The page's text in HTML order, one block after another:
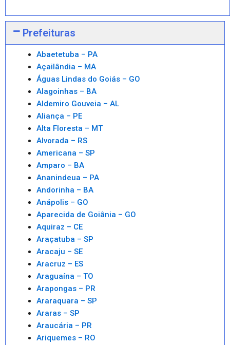
Prefeituras
Abaetetuba – PA
Açailândia – MA
Águas Lindas do Goiás – GO
Alagoinhas – BA
Aldemiro Gouveia – AL
Aliança – PE
Alta Floresta – MT
Alvorada – RS
Americana – SP
Amparo – BA
Ananindeua – PA
Andorinha – BA
Anápolis – GO
Aparecida de Goiânia – GO
Aquiraz – CE
Araçatuba – SP
Aracaju – SE
Aracruz – ES
Araguaína – TO
Arapongas – PR
Araraquara – SP
Araras – SP
Araucária – PR
Ariquemes – RO